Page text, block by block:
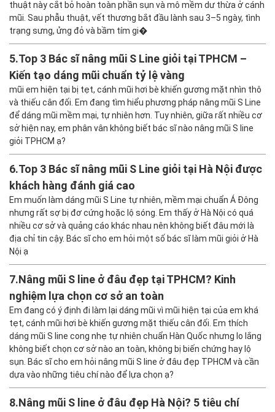
thuật này cắt bỏ hoàn toàn phần sụn và mô mềm dư thừa ở cánh
mũi. Sau phẫu thuật, vết thương bắt đầu lành sau 3–5 ngày, tình
trạng sưng, ửng đỏ và bầm tím gi�
5.Top 3 Bác sĩ nâng mũi S Line giỏi tại TPHCM –
Kiến tạo dáng mũi chuẩn tỷ lệ vàng
mũi em hiện tại bị tẹt, cánh mũi hơi bè khiến gương mặt nhìn thô
và thiếu cân đối. Em đang tìm hiểu phương pháp nâng mũi S Line
để dáng mũi mềm mại, tự nhiên hơn. Tuy nhiên, giữa rất nhiều cơ
sở hiện nay, em phân vân không biết bác sĩ nào nâng mũi S line
giỏi TPHCM ạ?
6.Top 3 Bác sĩ nâng mũi S Line giỏi tại Hà Nội được
khách hàng đánh giá cao
Em muốn làm dáng mũi S Line tự nhiên, mềm mại chuẩn Á Đông
nhưng rất sợ bị đơ cứng hoặc lộ sóng. Em thấy ở Hà Nội có quá
nhiều cơ sở và quảng cáo khác nhau nên không biết đâu mới là
địa chỉ tin cậy. Bác sĩ cho em hỏi một số bác sĩ làm mũi giỏi ở Hà
Nội ạ
7.Nâng mũi S line ở đâu đẹp tại TPHCM? Kinh
nghiệm lựa chọn cơ sở an toàn
Em đang có ý định đi làm lại dáng mũi vì mũi hiện tại của em khá
tẹt, cánh mũi hơi bè khiến gương mặt thiếu cân đối. Em thích
dáng mũi S line cong nhẹ tự nhiên chuẩn Hàn Quốc nhưng lo lắng
không biết chọn cơ sở nào an toàn, không bị biến chứng hay lộ
sụn. Bác sĩ cho em hỏi nâng mũi S line ở đâu đẹp TPHCM và cần
dựa vào những tiêu chí nào để lựa chọn ạ?
8.Nâng mũi S line ở đâu đẹp Hà Nội? 5 tiêu chí